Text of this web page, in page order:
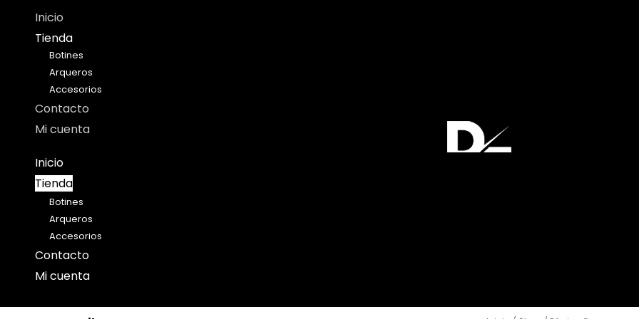
Inicio
Tienda
Botines
Arqueros
Accesorios
Contacto
Mi cuenta
Inicio
Tienda
Botines
Arqueros
Accesorios
Contacto
Mi cuenta